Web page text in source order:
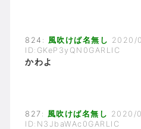
824: 風吹けば名無し 2020/
ID:GKeP3yQN0GARLIC
かわよ
827: 風吹けば名無し 2020/
ID:N3JbaWAc0GARLIC